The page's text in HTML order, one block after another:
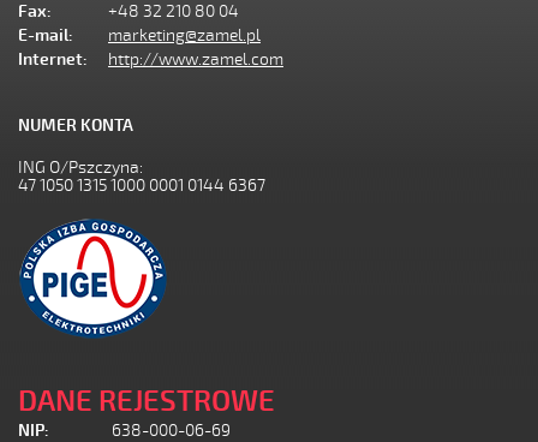
Fax:
+48 32 210 80 04
E-mail:
marketing@zamel.pl
Internet:
http://www.zamel.com
NUMER KONTA
ING O/Pszczyna:
47 1050 1315 1000 0001 0144 6367
DANE REJESTROWE
NIP:
638-000-06-69